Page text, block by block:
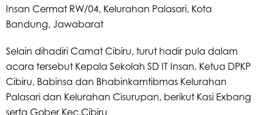
Insan Cermat RW/04, Kelurahan Palasari, Kota
Bandung, Jawabarat
Selain dihadiri Camat Cibiru, turut hadir pula dalam
acara tersebut Kepala Sekolah SD IT Insan, Ketua DPKP
Cibiru, Babinsa dan Bhabinkamtibmas Kelurahan
Palasari dan Kelurahan Cisurupan, berikut Kasi Exbang
serta Gober Kec.Cibiru